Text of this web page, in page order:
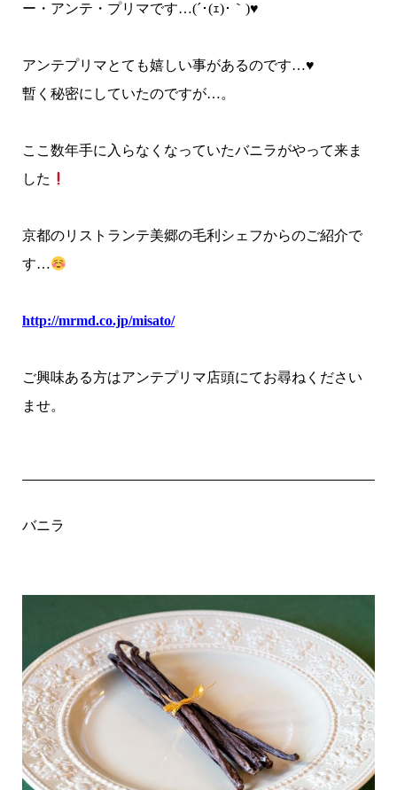
ー・アンテ・プリマです…(´･(ｪ)･｀)♥
アンテプリマとても嬉しい事があるのです…♥
暫く秘密にしていたのですが…。
ここ数年手に入らなくなっていたバニラがやって来ま
した
京都のリストランテ美郷の毛利シェフからのご紹介で
す…
http://mrmd.co.jp/misato/
ご興味ある方はアンテプリマ店頭にてお尋ねください
ませ。
バニラ